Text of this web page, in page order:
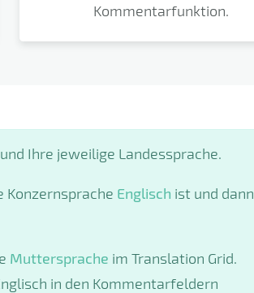
Kommentarfunktion.
Ihre jeweilige Landessprache.
Konzernsprache Englisch ist und dann
Muttersprache im Translation Grid.
in den Kommentarfeldern